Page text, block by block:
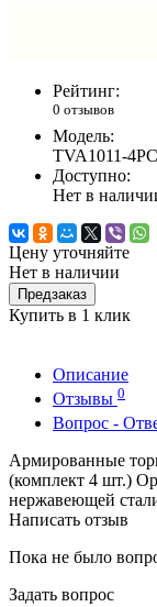
Рейтинг:
0 отзывов
Модель:
TVA1011-
Доступно:
Нет в
Цену уточняйте
Нет в наличии
Предзаказ
Купить в 1 клик
Описание
Отзывы 0
Вопрос -
Армированные
(комплект 4 шт.)
нержавеющей
Написать отзыв
Пока не было
Задать вопрос